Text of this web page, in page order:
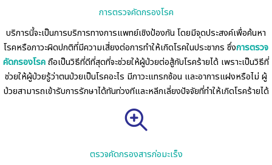
การตรวจคัดกรองโรค
บริการนี้จะเป็นการบริการทางการแพทย์เชิงป้องกัน โดยมีจุดประสงค์เพื่อค้นหา
โรคหรือภาวะผิดปกติที่มีความเสี่ยงต่อการทำให้เกิดโรคในประชากร ซึ่งการตรวจ
คัดกรองโรคถือเป็นวิธีที่ดีที่สุดที่จะช่วยให้ผู้ป่วยต่อสู้กับโรคร้ายได้ เพราะเป็นวิธีที่
ช่วยให้ผู้ป่วยรู้ว่าตนป่วยเป็นโรคอะไร มีภาวะแทรกซ้อน และอาการแฝงหรือไม่ ผู้
ป่วยสามารถเข้ารับการรักษาได้ทันท่วงทีและหลีกเลี่ยงปัจจัยที่ทำให้เกิดโรคร้ายได้
ตรวจคัดกรองสารก่อมะเร็ง